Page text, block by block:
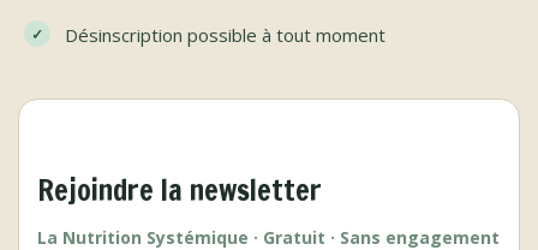
Désinscription possible à tout moment
Rejoindre la newsletter
La Nutrition Systémique · Gratuit · Sans engagement